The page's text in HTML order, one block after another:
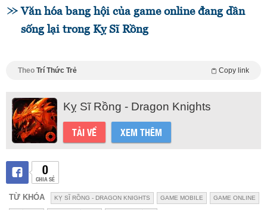
Văn hóa bang hội của game online đang dần
sống lại trong Kỵ Sĩ Rồng
Theo Trí Thức Trẻ Copy link
Kỵ Sĩ Rồng - Dragon Knights
TẢI VỀ XEM THÊM
0
CHIA SẺ
TỪ KHÓA KỴ SĨ RỒNG - DRAGON KNIGHTS GAME MOBILE GAME ONLINE